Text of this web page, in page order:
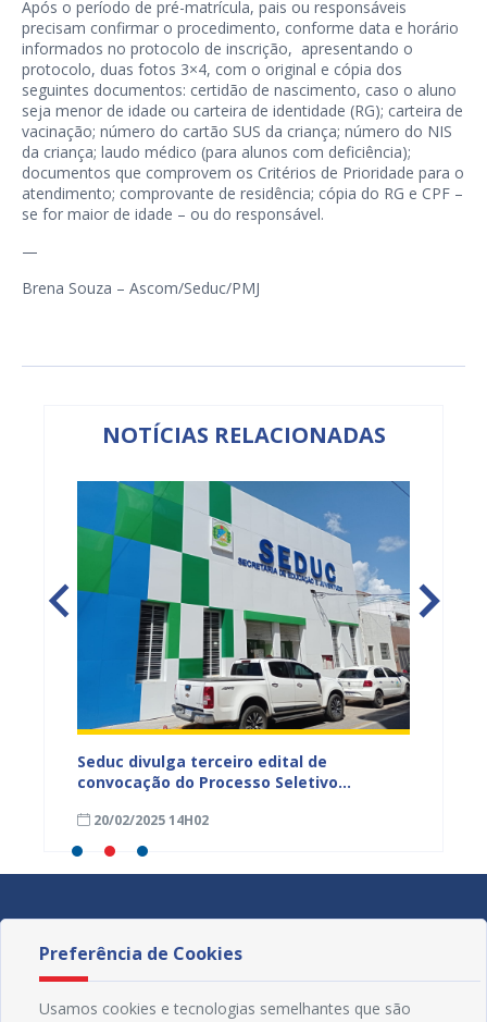
Após o período de pré-matrícula, pais ou responsáveis
precisam confirmar o procedimento, conforme data e horário
informados no protocolo de inscrição, apresentando o
protocolo, duas fotos 3×4, com o original e cópia dos
seguintes documentos: certidão de nascimento, caso o aluno
seja menor de idade ou carteira de identidade (RG); carteira de
vacinação; número do cartão SUS da criança; número do NIS
da criança; laudo médico (para alunos com deficiência);
documentos que comprovem os Critérios de Prioridade para o
atendimento; comprovante de residência; cópia do RG e CPF –
se for maior de idade – ou do responsável.
—
Brena Souza – Ascom/Seduc/PMJ
NOTÍCIAS RELACIONADAS
Seduc divulga terceiro edital de
convocação do Processo Seletivo
20/02/2025 14H02
Preferência de Cookies
Usamos cookies e tecnologias semelhantes que são